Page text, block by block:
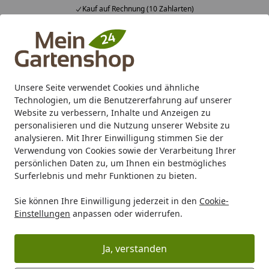
Unsere Seite verwendet Cookies und ähnliche
Technologien, um die Benutzererfahrung auf unserer
Website zu verbessern, Inhalte und Anzeigen zu
personalisieren und die Nutzung unserer Website zu
analysieren. Mit Ihrer Einwilligung stimmen Sie der
Verwendung von Cookies sowie der Verarbeitung Ihrer
persönlichen Daten zu, um Ihnen ein bestmögliches
Surferlebnis und mehr Funktionen zu bieten.
Sie können Ihre Einwilligung jederzeit in den Cookie-
Einstellungen anpassen oder widerrufen.
Ja, verstanden
Kauf auf Rechnung (10 Zahlarten)
Alle Produkte
Mein Konto
Suchen
Karibu Pools inkl. gratis Sandfilteranlage & Pool-
Starterset (Gesamtwert bis 468,99€)
Startseite
Zaun Sichtschutz T&J MALÖ Befestigungs-Set